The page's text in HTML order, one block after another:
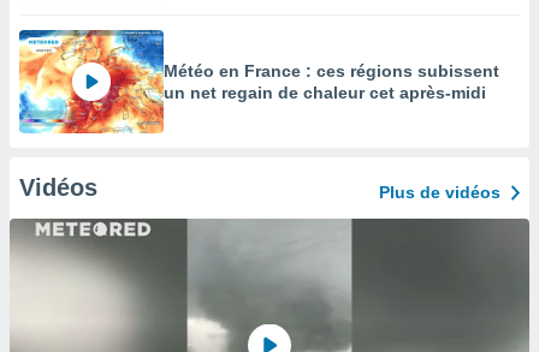
Météo en France : ces régions subissent
un net regain de chaleur cet après-midi
Vidéos Plus de vidéos